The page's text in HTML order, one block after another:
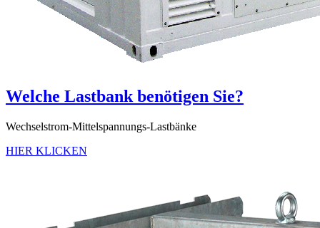
Welche Lastbank benötigen Sie?
Wechselstrom-Mittelspannungs-Lastbänke
HIER KLICKEN